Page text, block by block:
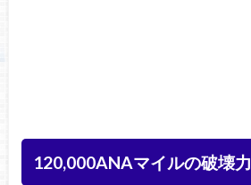
120,000ANAマイルの破壊力